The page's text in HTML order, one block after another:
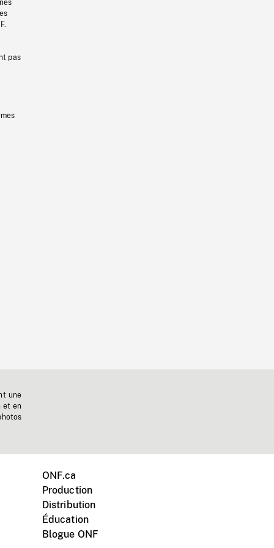
pas
une
et en
ONF.ca
Production
Distribution
Éducation
Blogue ONF